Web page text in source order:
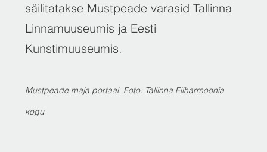
säilitatakse Mustpeade varasid Tallinna
Linnamuuseumis ja Eesti
Kunstimuuseumis.
Mustpeade maja portaal. Foto: Tallinna Filharmoonia
kogu